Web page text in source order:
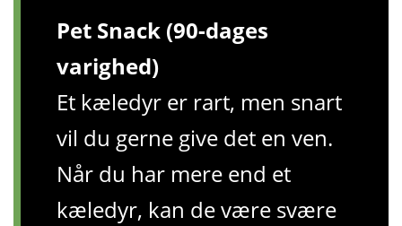
Pet Snack (90-dages
varighed)
Et kæledyr er rart, men snart
vil du gerne give det en ven.
Når du har mere end et
kæledyr, kan de være svære